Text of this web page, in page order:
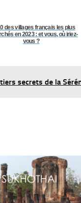
des villages français les plus
en 2023 : et vous, où iriez-
vous ?
secrets de la